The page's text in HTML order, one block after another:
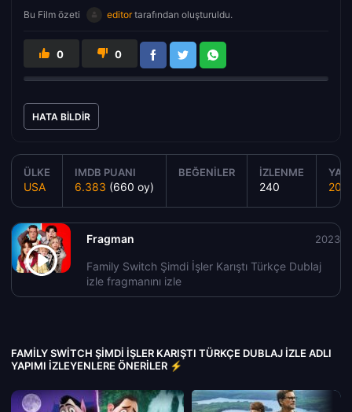
Bu Film özeti editortarafından oluşturuldu.
0 0
HATA BILDIR
ÜLKE
USA
IMDB PUANI
6.383 (660 oy)
BEĞENILER İZLENME
240
Fragman
Family Switch Şimdi İşler Karıştı Türkçe Dublaj
izle fragmanını izle
2023
FAMILY SWITCH ŞIMDI İŞLER KARIŞTI TÜRKÇE DUBLAJ IZLE ADLI
YAPIMI İZLEYENLERE ÖNERILER ⚡